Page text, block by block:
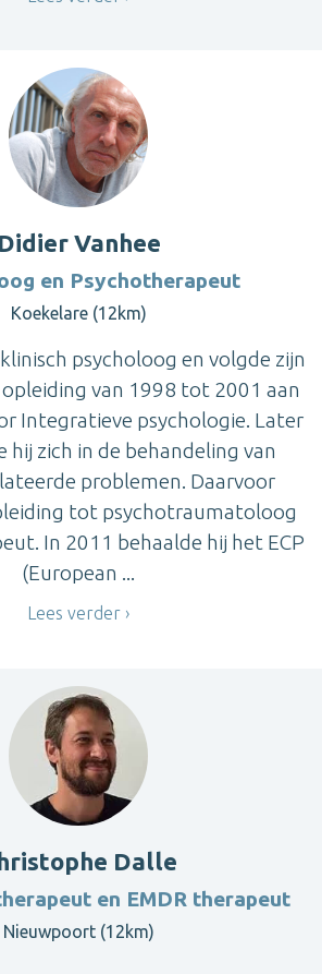
Didier Vanhee
en Psychotherapeut
Koekelare (12km)
psycholoog en volgde zijn
van 1998 tot 2001 aan
Integratieve psychologie. Later
hij zich in de behandeling van
problemen. Daarvoor
tot psychotraumatoloog
In 2011 behaalde hij het ECP
(European ...
Lees verder
Dalle
en EMDR therapeut
Nieuwpoort (12km)